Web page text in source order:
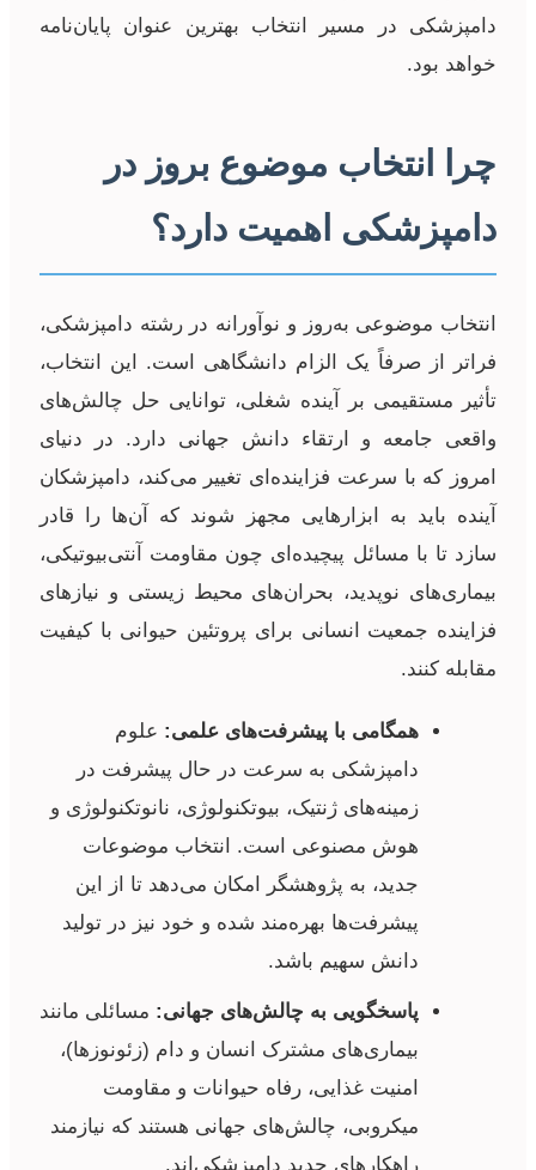
دامپزشکی در مسیر انتخاب بهترین عنوان پایان‌نامه
خواهد بود.
چرا انتخاب موضوع بروز در
دامپزشکی اهمیت دارد؟
انتخاب موضوعی به‌روز و نوآورانه در رشته دامپزشکی،
فراتر از صرفاً یک الزام دانشگاهی است. این انتخاب،
تأثیر مستقیمی بر آینده شغلی، توانایی حل چالش‌های
واقعی جامعه و ارتقاء دانش جهانی دارد. در دنیای
امروز که با سرعت فزاینده‌ای تغییر می‌کند، دامپزشکان
آینده باید به ابزارهایی مجهز شوند که آن‌ها را قادر
سازد تا با مسائل پیچیده‌ای چون مقاومت آنتی‌بیوتیکی،
بیماری‌های نوپدید، بحران‌های محیط زیستی و نیازهای
فزاینده جمعیت انسانی برای پروتئین حیوانی با کیفیت
مقابله کنند.
همگامی با پیشرفت‌های علمی: علوم
دامپزشکی به سرعت در حال پیشرفت در
زمینه‌های ژنتیک، بیوتکنولوژی، نانوتکنولوژی و
هوش مصنوعی است. انتخاب موضوعات
جدید، به پژوهشگر امکان می‌دهد تا از این
پیشرفت‌ها بهره‌مند شده و خود نیز در تولید
دانش سهیم باشد.
پاسخگویی به چالش‌های جهانی: مسائلی مانند
بیماری‌های مشترک انسان و دام (زئونوزها)،
امنیت غذایی، رفاه حیوانات و مقاومت
میکروبی، چالش‌های جهانی هستند که نیازمند
راهکارهای جدید دامپزشکی‌اند.